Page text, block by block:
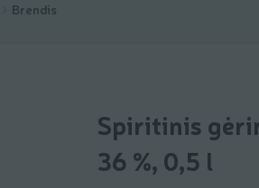
Brendis
Spiritinis
36 %, 0,5 l